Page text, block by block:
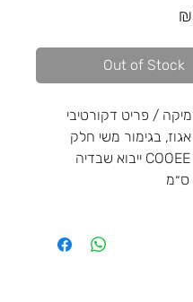
Out of Stock
/ פריט דקורטיבי
בגימור משי חלק